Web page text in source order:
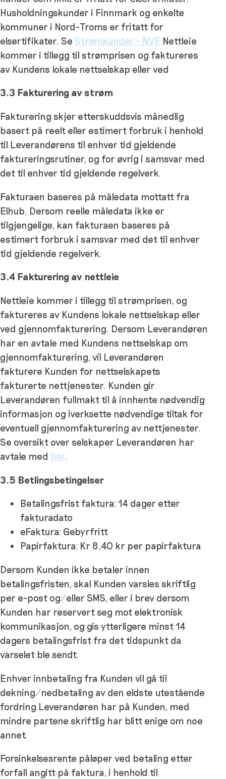
Husholdningskunder i Finnmark og enkelte
kommuner i Nord-Troms er fritatt for
elsertifikater. Se Strømkunder – NVE Nettleie
kommer i tillegg til strømprisen og faktureres
av Kundens lokale nettselskap eller ved
3.3 Fakturering av strøm
Fakturering skjer etterskuddsvis månedlig
basert på reelt eller estimert forbruk i henhold
til Leverandørens til enhver tid gjeldende
faktureringsrutiner, og for øvrig i samsvar med
det til enhver tid gjeldende regelverk.
Fakturaen baseres på måledata mottatt fra
Elhub. Dersom reelle måledata ikke er
tilgjengelige, kan fakturaen baseres på
estimert forbruk i samsvar med det til enhver
tid gjeldende regelverk.
3.4 Fakturering av nettleie
Nettleie kommer i tillegg til strømprisen, og
faktureres av Kundens lokale nettselskap eller
ved gjennomfakturering. Dersom Leverandøren
har en avtale med Kundens nettselskap om
gjennomfakturering, vil Leverandøren
fakturere Kunden for nettselskapets
fakturerte nettjenester. Kunden gir
Leverandøren fullmakt til å innhente nødvendig
informasjon og iverksette nødvendige tiltak for
eventuell gjennomfakturering av nettjenester.
Se oversikt over selskaper Leverandøren har
avtale med her.
3.5 Betlingsbetingelser
Betalingsfrist faktura: 14 dager etter
fakturadato
eFaktura: Gebyrfritt
Papirfaktura: Kr 8,40 kr per papirfaktura
Dersom Kunden ikke betaler innen
betalingsfristen, skal Kunden varsles skriftlig
per e-post og/eller SMS, eller i brev dersom
Kunden har reservert seg mot elektronisk
kommunikasjon, og gis ytterligere minst 14
dagers betalingsfrist fra det tidspunkt da
varselet ble sendt.
Enhver innbetaling fra Kunden vil gå til
dekning/nedbetaling av den eldste utestående
fordring Leverandøren har på Kunden, med
mindre partene skriftlig har blitt enige om noe
annet.
Forsinkelsesrente påløper ved betaling etter
forfall angitt på faktura, i henhold til